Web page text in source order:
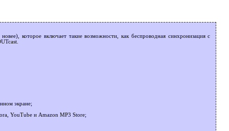
которое включает такие возможности, как беспроводная синхронизация с
экране;
YouTube и Amazon MP3 Store;